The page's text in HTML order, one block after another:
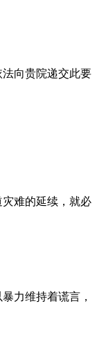
向贵院递交此要
难的延续，就必
力维持着谎言，